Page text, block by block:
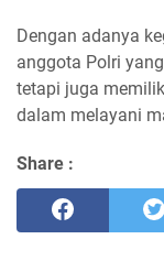
Dengan adanya
anggota Polri
tetapi juga
dalam melayani
Share :